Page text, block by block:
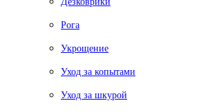
Рога
Укрощение
Уход за копытами
Уход за шкурой